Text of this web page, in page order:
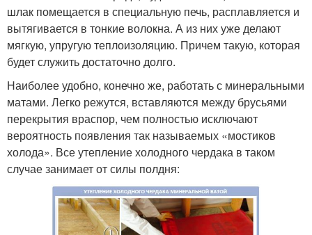
шлак помещается в специальную печь, расплавляется и
вытягивается в тонкие волокна. А из них уже делают
мягкую, упругую теплоизоляцию. Причем такую, которая
будет служить достаточно долго.
Наиболее удобно, конечно же, работать с минеральными
матами. Легко режутся, вставляются между брусьями
перекрытия враспор, чем полностью исключают
вероятность появления так называемых «мостиков
холода». Все утепление холодного чердака в таком
случае занимает от силы полдня: